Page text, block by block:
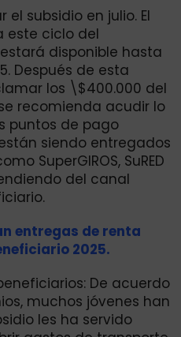
subsidio en julio. El
este ciclo del
disponible hasta
Después de esta
los \$400.000 del
recomienda acudir lo
puntos de pago
siendo entregados
SuperGIROS, SuRED
del canal
entregas de renta
2025.
De acuerdo
muchos jóvenes han
les ha servido